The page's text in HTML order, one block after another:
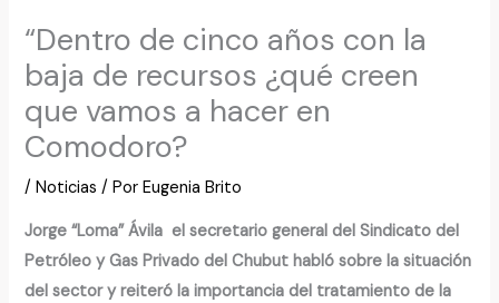
“Dentro de cinco años con la
baja de recursos ¿qué creen
que vamos a hacer en
Comodoro?
/Noticias / PorEugenia Brito
Jorge “Loma” Ávila el secretario general del Sindicato del
Petróleo y Gas Privado del Chubut habló sobre la situación
del sector y reiteró la importancia del tratamiento de la